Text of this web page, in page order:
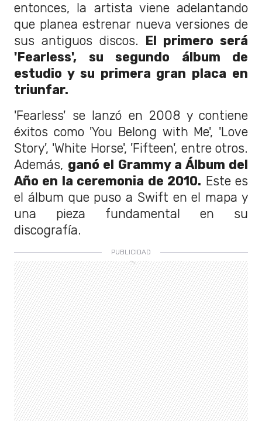
entonces, la artista viene adelantando
que planea estrenar nueva versiones de
sus antiguos discos.
El primero será
'Fearless', su segundo álbum de
estudio y su primera gran placa en
triunfar.
'Fearless' se lanzó en 2008 y contiene
éxitos como 'You Belong with Me', 'Love
Story', 'White Horse', 'Fifteen', entre otros.
Además, ganó el Grammy a Álbum del
Año en la ceremonia de 2010. Este es
el álbum que puso a Swift en el mapa y
una pieza fundamental en su
discografía.